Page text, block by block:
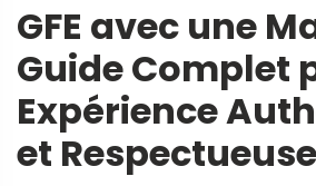
GFE avec une
Guide Complet
Expérience
et Respectueuse